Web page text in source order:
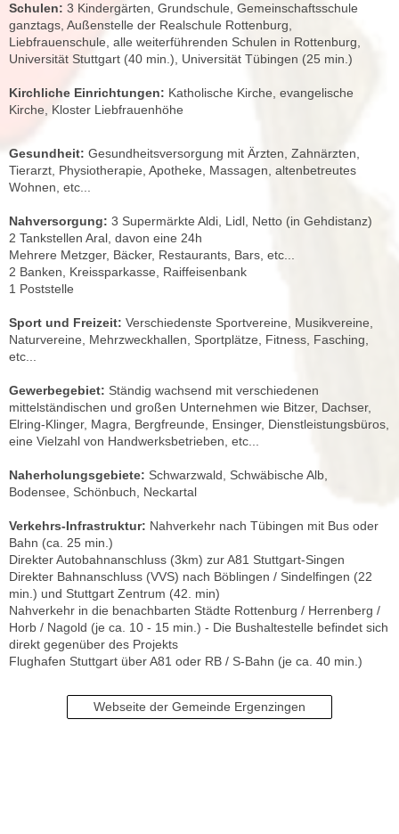
Schulen: 3 Kindergärten, Grundschule, Gemeinschaftsschule
ganztags, Außenstelle der Realschule Rottenburg,
Liebfrauenschule, alle weiterführenden Schulen in Rottenburg,
Universität Stuttgart (40 min.), Universität Tübingen (25 min.)
Kirchliche Einrichtungen: Katholische Kirche, evangelische
Kirche, Kloster Liebfrauenhöhe
Gesundheit: Gesundheitsversorgung mit Ärzten, Zahnärzten,
Tierarzt, Physiotherapie, Apotheke, Massagen, altenbetreutes
Wohnen, etc...
Nahversorgung: 3 Supermärkte Aldi, Lidl, Netto (in Gehdistanz)
2 Tankstellen Aral, davon eine 24h
Mehrere Metzger, Bäcker, Restaurants, Bars, etc...
2 Banken, Kreissparkasse, Raiffeisenbank
1 Poststelle
Sport und Freizeit: Verschiedenste Sportvereine, Musikvereine,
Naturvereine, Mehrzweckhallen, Sportplätze, Fitness, Fasching,
etc...
Gewerbegebiet: Ständig wachsend mit verschiedenen
mittelständischen und großen Unternehmen wie Bitzer, Dachser,
Elring-Klinger, Magra, Bergfreunde, Ensinger, Dienstleistungsbüros,
eine Vielzahl von Handwerksbetrieben, etc...
Naherholungsgebiete: Schwarzwald, Schwäbische Alb,
Bodensee, Schönbuch, Neckartal
Verkehrs-Infrastruktur: Nahverkehr nach Tübingen mit Bus oder
Bahn (ca. 25 min.)
Direkter Autobahnanschluss (3km) zur A81 Stuttgart-Singen
Direkter Bahnanschluss (VVS) nach Böblingen / Sindelfingen (22
min.) und Stuttgart Zentrum (42. min)
Nahverkehr in die benachbarten Städte Rottenburg / Herrenberg /
Horb / Nagold (je ca. 10 - 15 min.) - Die Bushaltestelle befindet sich
direkt gegenüber des Projekts
Flughafen Stuttgart über A81 oder RB / S-Bahn (je ca. 40 min.)
Webseite der Gemeinde Ergenzingen